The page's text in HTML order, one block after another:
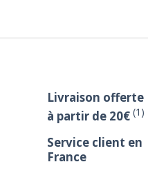
Livraison offerte
à partir de 20€ (1)
Service client en
France